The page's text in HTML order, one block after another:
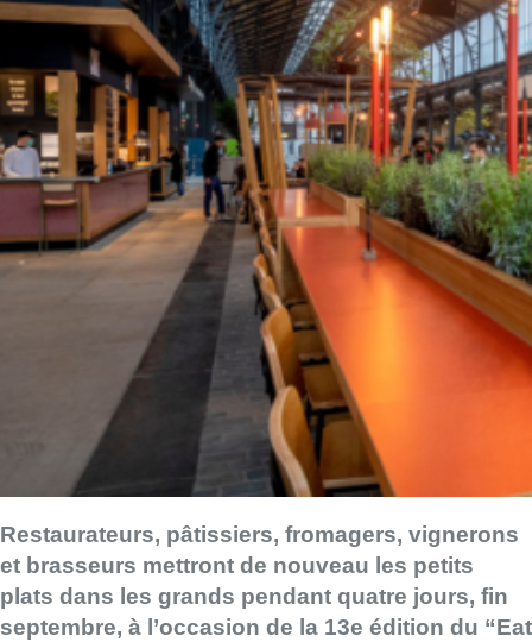
Restaurateurs, pâtissiers, fromagers, vignerons
et brasseurs mettront de nouveau les petits
plats dans les grands pendant quatre jours, fin
septembre, à l’occasion de la 13e édition du “Eat